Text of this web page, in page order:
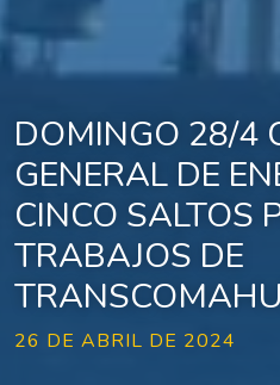
DOMINGO 28/4
GENERAL DE
CINCO SALTOS
TRABAJOS DE
26 DE ABRIL DE 2024